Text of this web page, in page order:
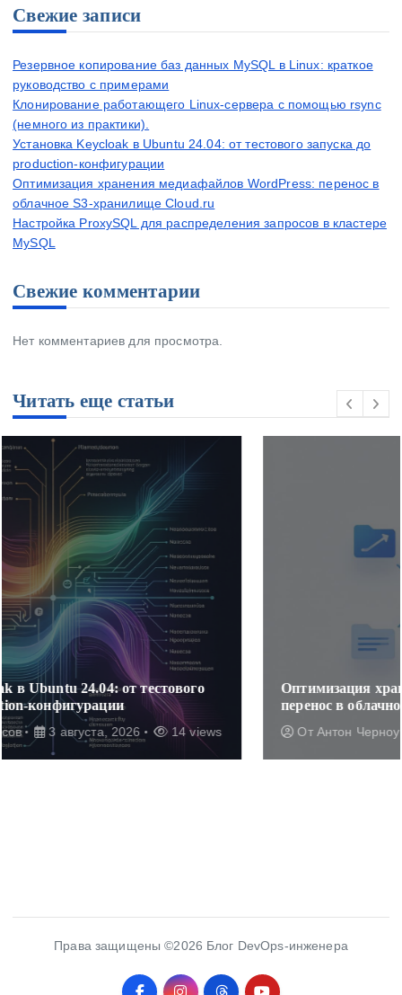
Свежие записи
Резервное копирование баз данных MySQL в Linux: краткое
руководство с примерами
Клонирование работающего Linux-сервера с помощью rsync
(немного из практики).
Установка Keycloak в Ubuntu 24.04: от тестового запуска до
production-конфигурации
Оптимизация хранения медиафайлов WordPress: перенос в
облачное S3-хранилище Cloud.ru
Настройка ProxySQL для распределения запросов в кластере
MySQL
Свежие комментарии
Нет комментариев для просмотра.
Читать еще статьи
Оптимизация хранения медиафайлов WordPress:
перенос в облачное S3-хранилище Cloud.ru
ОтАнтон Черноусов 2 августа, 2026 16 views
Права защищены ©2026 Блог DevOps-инженера